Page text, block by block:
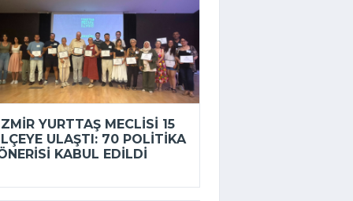
YURTTAŞ MECLISI 15
ULAŞTI: 70 POLITIKA
KABUL EDILDI